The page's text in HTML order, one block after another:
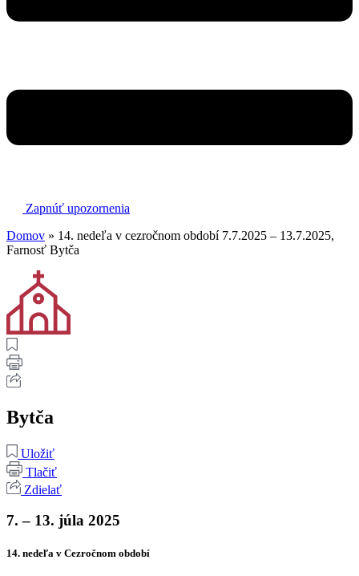
Zapnúť upozornenia
Domov » 14. nedeľa v cezročnom období 7.7.2025 – 13.7.2025,
Farnosť Bytča
Bytča
Uložiť
Tlačiť
Zdielať
7. – 13. júla 2025
14. nedeľa v Cezročnom období